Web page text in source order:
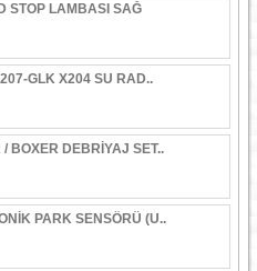
STOP LAMBASI SAĞ
GLK X204 SU RAD..
BOXER DEBRİYAJ SET..
PARK SENSÖRÜ (U..